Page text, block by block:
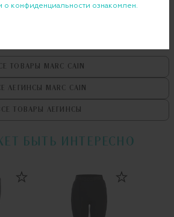
ТОВАРЫ MARC CAIN
ЛЕГИНСЫ MARC CAIN
ВСЕ ТОВАРЫ ЛЕГИНСЫ
БЫТЬ ИНТЕРЕСНО
конфиденциальности ознакомлен.